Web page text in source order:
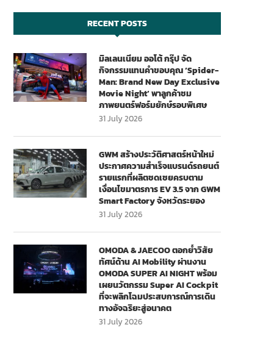
RECENT POSTS
มิลเลนเนียม ออโต้ กรุ๊ป จัด
กิจกรรมแทนคำขอบคุณ ‘Spider-
Man: Brand New Day Exclusive
Movie Night’ พาลูกค้าชม
ภาพยนตร์ฟอร์มยักษ์รอบพิเศษ
31 July 2026
GWM สร้างประวัติศาสตร์หน้าใหม่
ประกาศความสำเร็จแบรนด์รถยนต์
รายแรกที่ผลิตชดเชยครบตาม
เงื่อนไขมาตรการ EV 3.5 จาก GWM
Smart Factory จังหวัดระยอง
31 July 2026
OMODA & JAECOO ตอกย้ำวิสัย
ทัศน์ด้าน AI Mobility ผ่านงาน
OMODA SUPER AI NIGHT พร้อม
เผยนวัตกรรม Super AI Cockpit
ที่จะพลิกโฉมประสบการณ์การเดิน
ทางอัจฉริยะสู่อนาคต
31 July 2026